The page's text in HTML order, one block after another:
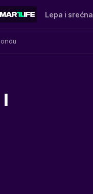
Lepa i srećna